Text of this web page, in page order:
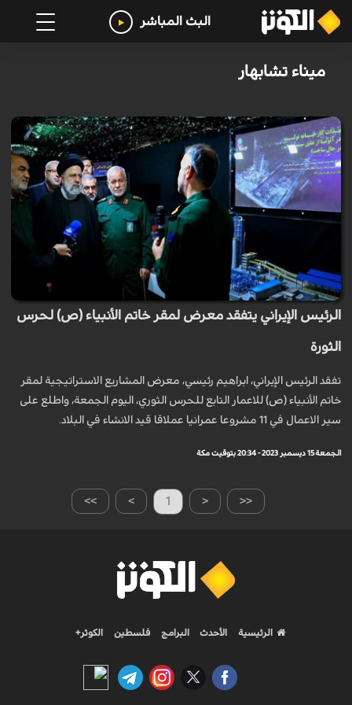
البث المباشر
ميناء تشابهار
الرئيس الإيراني يتفقد معرض لمقر خاتم الأنبياء (ص) لحرس
الثورة
تفقد الرئيس الإيراني، ابراهيم رئيسي، معرض المشاريع الاستراتيجية لمقر
خاتم الأنبياء (ص) للاعمار التابع للحرس الثوري، اليوم الجمعة، واطلع على
سير الاعمال في 11 مشروعا عمرانيا عملاقا قيد الانشاء في البلاد.
الجمعة 15 ديسمبر 2023 - 20:34 بتوقيت مكة
>> > 1 < <<
الرئيسية الأحدث البرامج فلسطين الكوثر+